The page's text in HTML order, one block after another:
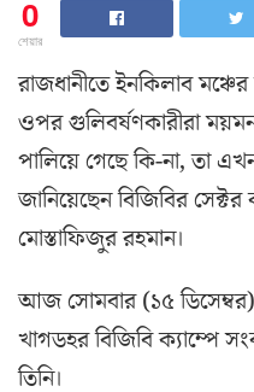
0
শেয়ার
রাজধানীতে ইনকিলাব
ওপর গুলিবর্ষণকারীরা
পালিয়ে গেছে কি-না, তা
জানিয়েছেন বিজিবির
মোস্তাফিজুর রহমান।
আজ সোমবার (১৫
খাগডহর বিজিবি ক্যাম্পে
তিনি।